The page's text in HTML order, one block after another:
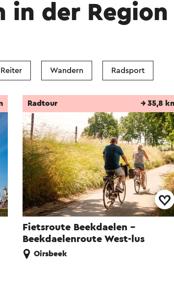
in der Region
Reiter Wandern Radsport
Fietsroute Beekdaelen -
Beekdaelenroute West-lus
Radtour → 35,8
Oirsbeek